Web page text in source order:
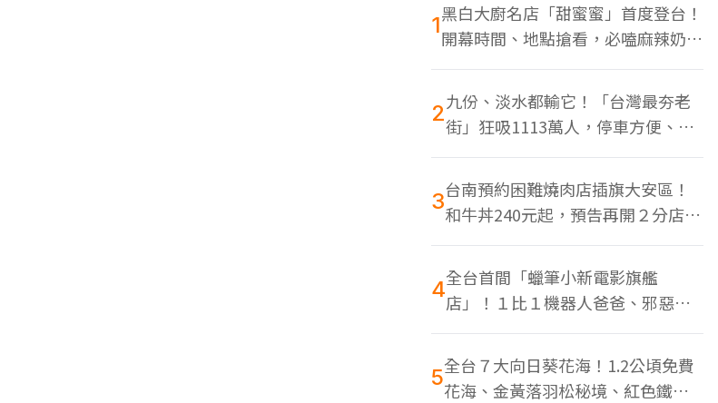
1黑白大廚名店「甜蜜蜜」首度登台！
開幕時間、地點搶看，必嗑麻辣奶油
蝦
2九份、淡水都輸它！「台灣最夯老
街」狂吸1113萬人，停車方便、特
色美食多
3台南預約困難燒肉店插旗大安區！
和牛丼240元起，預告再開２分店、
地點曝光
4全台首間「蠟筆小新電影旗艦
店」！１比１機器人爸爸、邪惡正
男，百款周邊買翻
5全台７大向日葵花海！1.2公頃免費
花海、金黃落羽松秘境、紅色鐵橋